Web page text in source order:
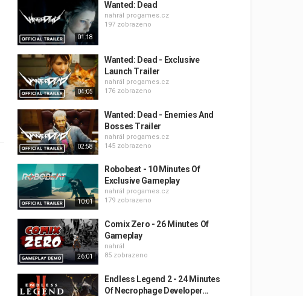
01:18
Wanted: Dead
nahrál progames.cz
197 zobrazeno
04:05
Wanted: Dead - Exclusive
Launch Trailer
nahrál progames.cz
176 zobrazeno
02:58
Wanted: Dead - Enemies And
Bosses Trailer
nahrál progames.cz
145 zobrazeno
10:01
Robobeat - 10 Minutes Of
Exclusive Gameplay
nahrál progames.cz
179 zobrazeno
26:01
Comix Zero - 26 Minutes Of
Gameplay
nahrál
85 zobrazeno
Endless Legend 2 - 24 Minutes
Of Necrophage Developer...